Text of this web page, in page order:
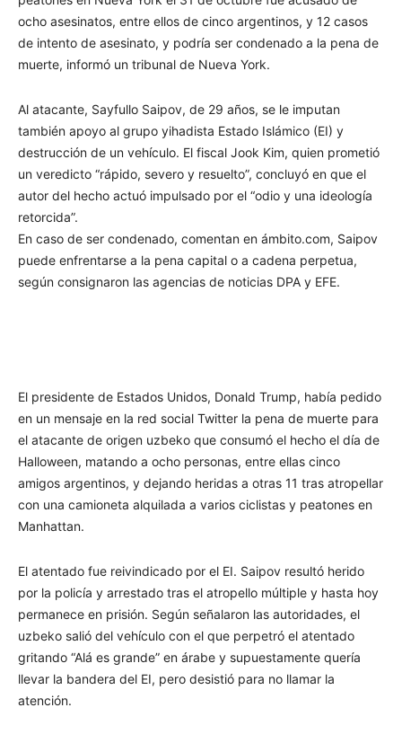
ocho asesinatos, entre ellos de cinco argentinos, y 12 casos
de intento de asesinato, y podría ser condenado a la pena de
muerte, informó un tribunal de Nueva York.
Al atacante, Sayfullo Saipov, de 29 años, se le imputan
también apoyo al grupo yihadista Estado Islámico (EI) y
destrucción de un vehículo. El fiscal Jook Kim, quien prometió
un veredicto “rápido, severo y resuelto”, concluyó en que el
autor del hecho actuó impulsado por el “odio y una ideología
retorcida”.
En caso de ser condenado, comentan en ámbito.com, Saipov
puede enfrentarse a la pena capital o a cadena perpetua,
según consignaron las agencias de noticias DPA y EFE.
El presidente de Estados Unidos, Donald Trump, había pedido
en un mensaje en la red social Twitter la pena de muerte para
el atacante de origen uzbeko que consumó el hecho el día de
Halloween, matando a ocho personas, entre ellas cinco
amigos argentinos, y dejando heridas a otras 11 tras atropellar
con una camioneta alquilada a varios ciclistas y peatones en
Manhattan.
El atentado fue reivindicado por el EI. Saipov resultó herido
por la policía y arrestado tras el atropello múltiple y hasta hoy
permanece en prisión. Según señalaron las autoridades, el
uzbeko salió del vehículo con el que perpetró el atentado
gritando “Alá es grande” en árabe y supuestamente quería
llevar la bandera del EI, pero desistió para no llamar la
atención.